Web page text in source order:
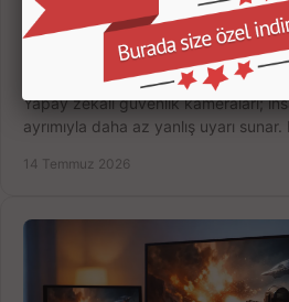
Yapay Zekalı Güvenlik
Yapay zekalı güvenlik kameraları;
ayrımıyla daha az yanlış uyarı
14 Temmuz 2026